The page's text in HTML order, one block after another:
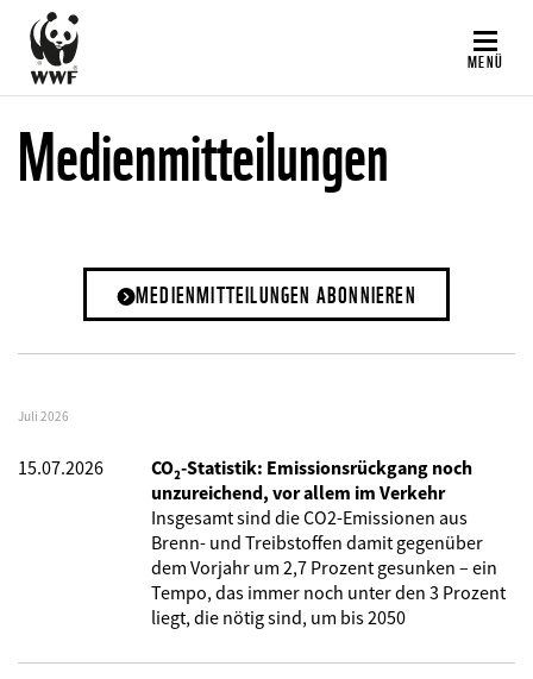
Direkt
zum
Inhalt
MENÜ
Medienmitteilungen
MEDIENMITTEILUNGEN ABONNIEREN
Juli 2026
15.07.2026
CO₂-Statistik: Emissionsrückgang noch
unzureichend, vor allem im Verkehr
Insgesamt sind die CO2-Emissionen aus
Brenn- und Treibstoffen damit gegenüber
dem Vorjahr um 2,7 Prozent gesunken – ein
Tempo, das immer noch unter den 3 Prozent
liegt, die nötig sind, um bis 2050